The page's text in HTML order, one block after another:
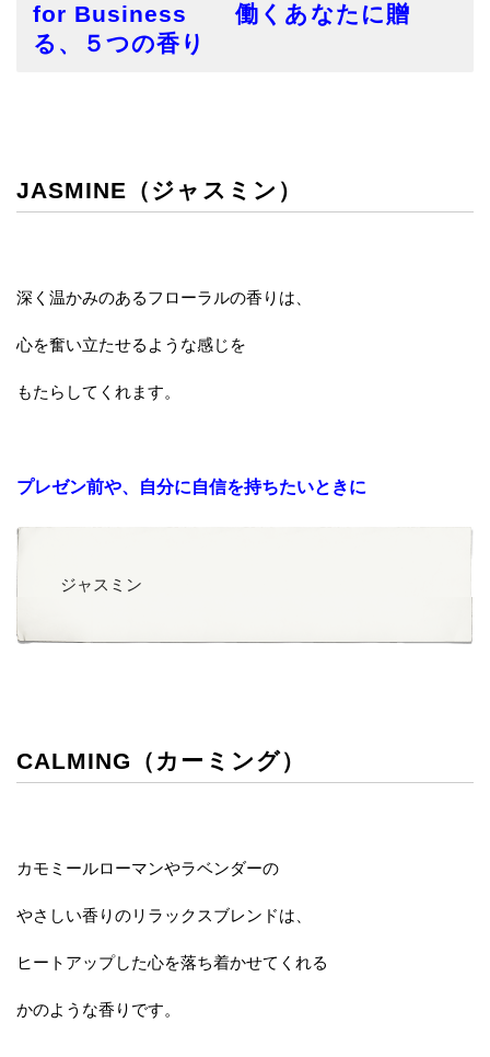
for Business 働くあなたに贈
る、５つの香り
JASMINE（ジャスミン）
深く温かみのあるフローラルの香りは、
心を奮い立たせるような感じを
もたらしてくれます。
プレゼン前や、自分に自信を持ちたいときに
ジャスミン
CALMING（カーミング）
カモミールローマンやラベンダーの
やさしい香りのリラックスブレンドは、
ヒートアップした心を落ち着かせてくれる
かのような香りです。